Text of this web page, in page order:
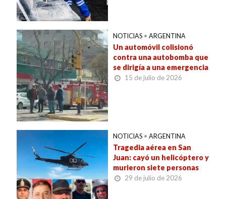
NOTICIAS • ARGENTINA
Un automóvil colisionó
contra una autobomba que
se dirigía a una emergencia
15 de julio de 2026
NOTICIAS • ARGENTINA
Tragedia aérea en San
Juan: cayó un helicóptero y
murieron siete personas
29 de julio de 2026